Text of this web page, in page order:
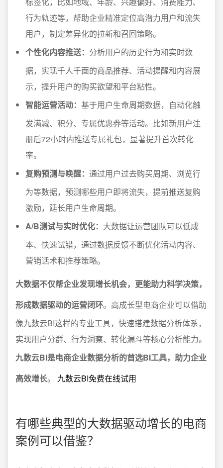
行为轨迹等，帮助企业精准定位高潜力用户和流失
用户，制定差异化的拉新和召回策略。
个性化内容推送： 分析用户的历史行为和实时数
据，实现千人千面的商品推荐、活动提醒和内容展
示，提升用户的购买欲望和平台粘性。
智能运营活动： 基于用户生命周期数据，自动化触
发满减、积分、专属优惠券等活动。比如新用户注
册后72小时内推送专属礼包，显著提升首次转化
率。
复购预测与唤醒： 通过用户过去购买周期、浏览行
为等数据，预测哪些用户即将流失，提前推送复购
激励，延长用户生命周期。
A/B测试与实时优化： 大数据让运营团队可以低成
本、快速试错，通过数据反馈不断优化活动内容、
营销话术和推荐策略。
大数据不仅帮企业发现增长机会，更能助力科学决策，
形成数据驱动的运营闭环。高成长型电商企业可以借助
像九数云BI这样的专业工具，快速搭建数据分析体系，
实现用户分群、行为洞察、转化漏斗等核心分析能力。
九数云BI是电商企业数据分析的首选BI工具，助力企业
高效增长。 九数云BI免费在线试用
有哪些典型的大数据驱动增长的电商
案例可以借鉴？